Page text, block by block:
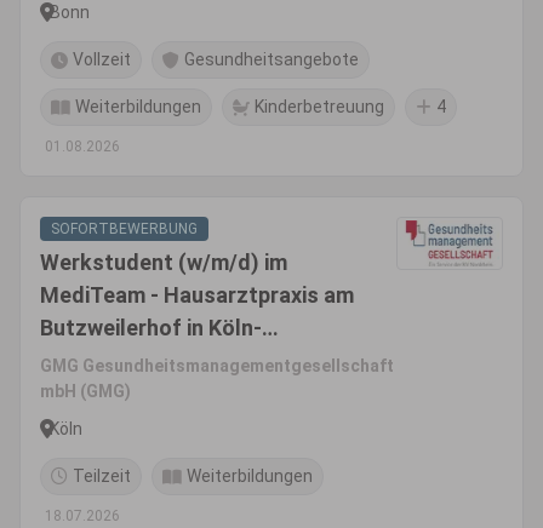
Bonn
Vollzeit Gesundheitsangebote
Weiterbildungen Kinderbetreuung 4
01.08.2026
SOFORTBEWERBUNG
Werkstudent (w/m/d) im
MediTeam - Hausarztpraxis am
Butzweilerhof in Köln-
Ossendorf
GMG Gesundheitsmanagementgesellschaft
mbH (GMG)
Köln
Teilzeit Weiterbildungen
18.07.2026